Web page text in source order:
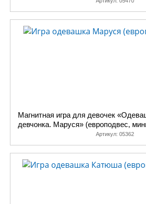
Магнитная игра для девочек
девчонка. Маруся» (европодвес,
Артикул: 05362